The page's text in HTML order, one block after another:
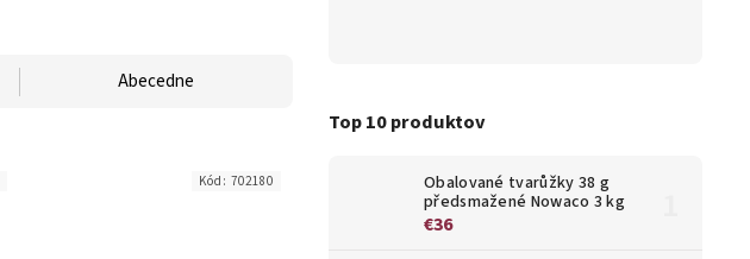
Top 10 produktov
Obalované tvarůžky 38 g
předsmažené Nowaco 3 kg
€36
Abecedne
Kód: 702180